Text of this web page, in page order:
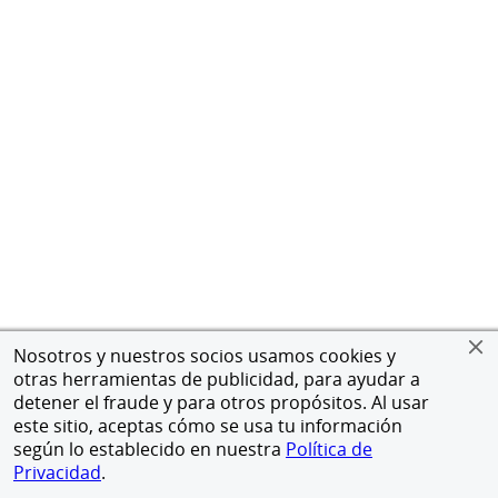
Nosotros y nuestros socios usamos cookies y
otras herramientas de publicidad, para ayudar a
detener el fraude y para otros propósitos. Al usar
este sitio, aceptas cómo se usa tu información
según lo establecido en nuestra Política de
Privacidad.